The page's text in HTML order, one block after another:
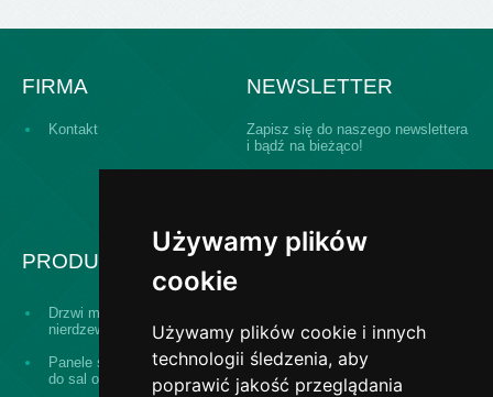
Używamy plików
cookie
Używamy plików cookie i innych
technologii śledzenia, aby
poprawić jakość przeglądania
FIRMA
Kontakt
NEWSLETTER
Zapisz się do naszego newslettera
i bądź na bieżąco!
PRODUKTY
Drzwi medyczne ze stali
nierdzewnej
zabudowy sal
operacyjnych
Panele ścienne i sufitowe
do sal operacyjnych
Okna podawcze aktywne
(active passbox)